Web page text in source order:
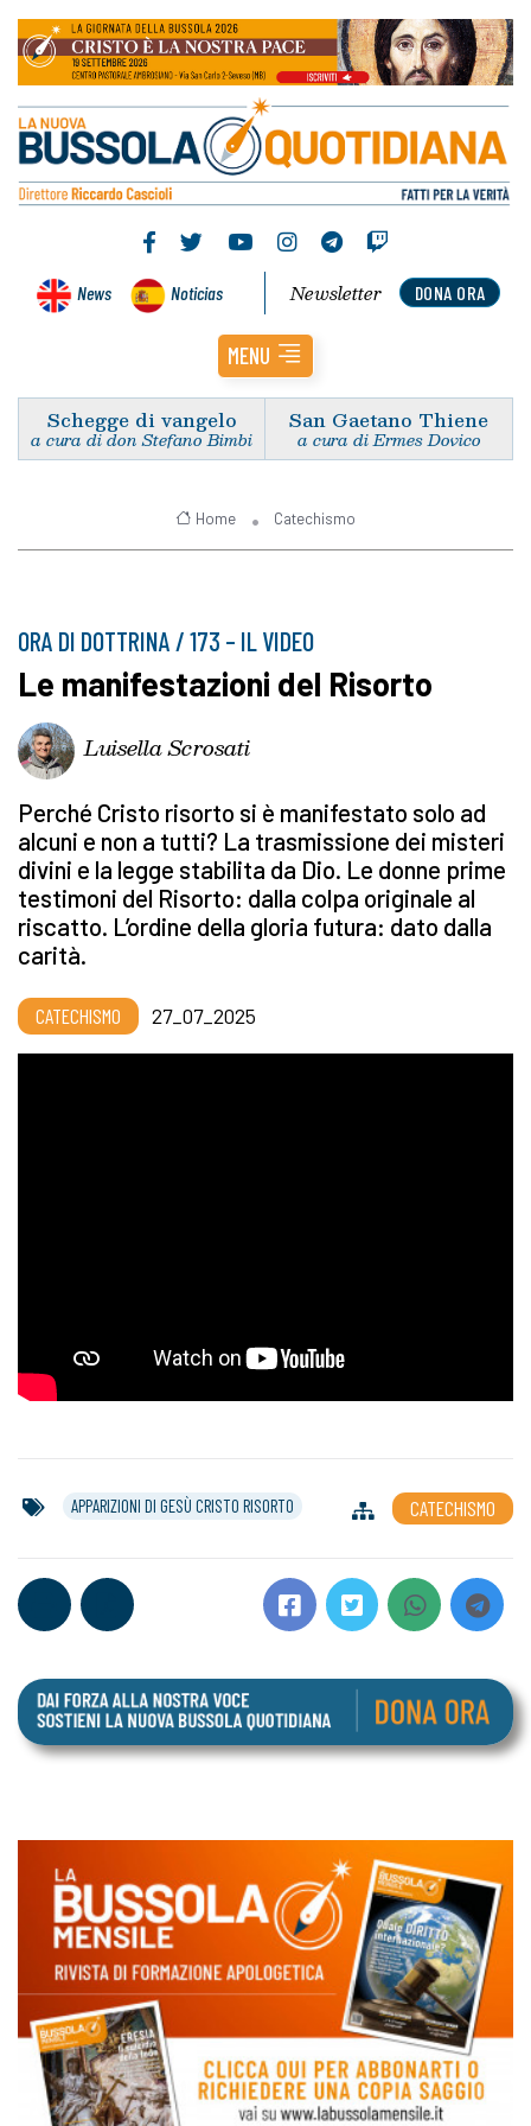
News Noticias DONA ORA
Newsletter
MENU
Schegge di vangelo
a cura di don Stefano Bimbi
San Gaetano Thiene
a cura di Ermes Dovico
Home Catechismo
ORA DI DOTTRINA / 173 – IL VIDEO
Le manifestazioni del Risorto
Luisella Scrosati
Perché Cristo risorto si è manifestato solo ad
alcuni e non a tutti? La trasmissione dei misteri
divini e la legge stabilita da Dio. Le donne prime
testimoni del Risorto: dalla colpa originale al
riscatto. L’ordine della gloria futura: dato dalla
carità.
CATECHISMO 27_07_2025
APPARIZIONI DI GESÙ CRISTO RISORTO CATECHISMO